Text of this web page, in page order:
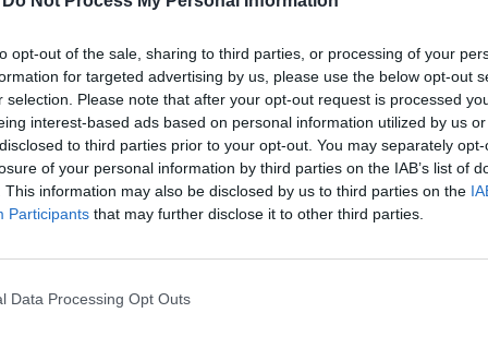
opt-out of the sale, sharing to third parties, or processing of your
for targeted advertising by us, please use the below opt-out
selection. Please note that after your opt-out request is processed
interest-based ads based on personal information utilized by us
to third parties prior to your opt-out. You may separately
of your personal information by third parties on the IAB’s list of
This information may also be disclosed by us to third parties on the
Participants that may further disclose it to other third parties.
Data Processing Opt Outs
igencsak felerősödtek a piaci várakozások egy
bejelentését illetően, bár az amerikai
meghallgatásán erre vonatkozóan nem adott
kedélyeket, a quantitative easing újabb körének
mint hónapokkal ezelőtt. Ennek oka, hogy az
javulást, a tőzsdék pedig az idei lokális
pedig az európai adósságválság tovább mélyül. A
el magát, a QE3 tőzsdei hozamokra gyakorolt